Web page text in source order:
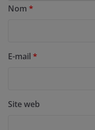
Nom *
E-mail *
Site web